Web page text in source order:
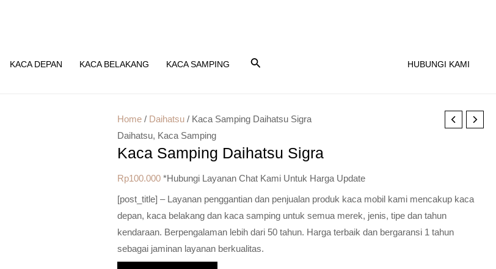
KACA DEPAN KACA BELAKANG KACA SAMPING HUBUNGI KAMI
Home / Daihatsu / Kaca Samping Daihatsu Sigra
Daihatsu, Kaca Samping
Kaca Samping Daihatsu Sigra
Rp100.000 *Hubungi Layanan Chat Kami Untuk Harga Update
[post_title] – Layanan penggantian dan penjualan produk kaca mobil kami mencakup kaca
depan, kaca belakang dan kaca samping untuk semua merek, jenis, tipe dan tahun
kendaraan. Berpengalaman lebih dari 50 tahun. Harga terbaik dan bergaransi 1 tahun
sebagai jaminan layanan berkualitas.